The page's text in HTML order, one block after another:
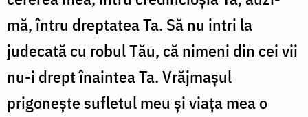
mă, întru dreptatea Ta. Să nu intri la
judecată cu robul Tău, că nimeni din cei vii
nu-i drept înaintea Ta. Vrăjmaşul
prigoneşte sufletul meu şi viaţa mea o